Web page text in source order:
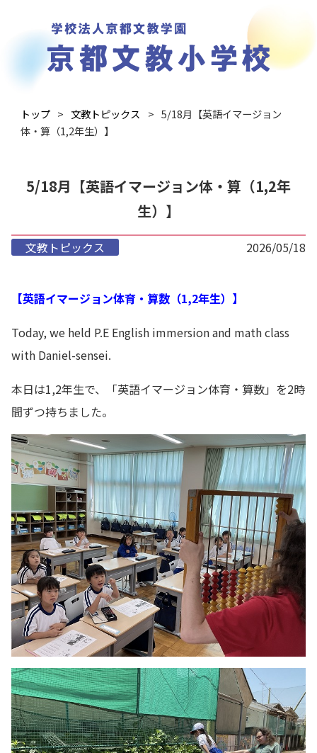
トップ 文教トピックス
5/18月【英語イマージョン
体・算（1,2年生）】
5/18月【英語イマージョン体・算（1,2年
生）】
文教トピックス 2026/05/18
【英語イマージョン体育・算数（1,2年生）】
Today, we held P.E English immersion and math class
with Daniel-sensei.
本日は1,2年生で、「英語イマージョン体育・算数」を2時
間ずつ持ちました。